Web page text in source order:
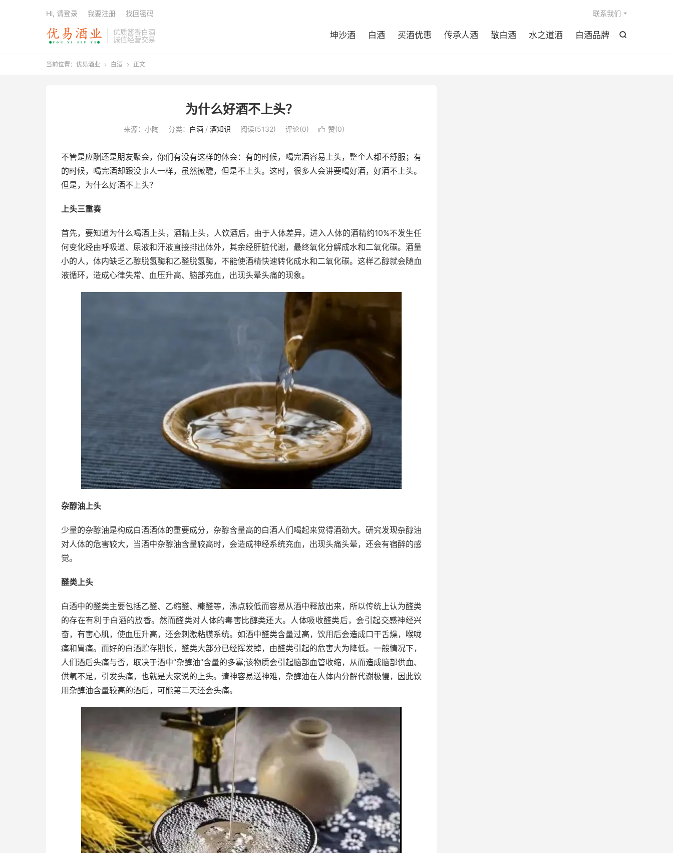
优质酱香白酒
诚信经营交易

坤沙酒 白酒 买酒优惠 传承人酒 散白酒 水之道酒 白酒品牌
联系我们
Hi, 请登录 我要注册 找回密码
当前位置： 优易酒业  白酒  正文
为什么好酒不上头？
来源：小陶 分类： 白酒/ 酒知识 阅读(5132) 评论(0)  赞(0)
不管是应酬还是朋友聚会，你们有没有这样的体会：有的时候，喝完酒容易上头，整个人都不舒服；有
的时候，喝完酒却跟没事人一样，虽然微醺，但是不上头。这时，很多人会讲要喝好酒，好酒不上头。
但是，为什么好酒不上头？
上头三重奏
首先，要知道为什么喝酒上头，酒精上头，人饮酒后，由于人体差异，进入人体的酒精约10%不发生任
何变化经由呼吸道、尿液和汗液直接排出体外，其余经肝脏代谢，最终氧化分解成水和二氧化碳。酒量
小的人，体内缺乏乙醇脱氢酶和乙醛脱氢酶，不能使酒精快速转化成水和二氧化碳。这样乙醇就会随血
液循环，造成心律失常、血压升高、脑部充血，出现头晕头痛的现象。
杂醇油上头
少量的杂醇油是构成白酒酒体的重要成分，杂醇含量高的白酒人们喝起来觉得酒劲大。研究发现杂醇油
对人体的危害较大，当酒中杂醇油含量较高时，会造成神经系统充血，出现头痛头晕，还会有宿醉的感
觉。
醛类上头
白酒中的醛类主要包括乙醛、乙缩醛、糠醛等，沸点较低而容易从酒中释放出来，所以传统上认为醛类
的存在有利于白酒的放香。然而醛类对人体的毒害比醇类还大。人体吸收醛类后，会引起交感神经兴
奋，有害心肌，使血压升高，还会刺激粘膜系统。如酒中醛类含量过高，饮用后会造成口干舌燥，喉咙
痛和胃痛。而好的白酒贮存期长，醛类大部分已经挥发掉，由醛类引起的危害大为降低。一般情况下，
人们酒后头痛与否，取决于酒中”杂醇油”含量的多寡;该物质会引起脑部血管收缩，从而造成脑部供血、
供氧不足，引发头痛，也就是大家说的上头。请神容易送神难，杂醇油在人体内分解代谢极慢，因此饮
用杂醇油含量较高的酒后，可能第二天还会头痛。